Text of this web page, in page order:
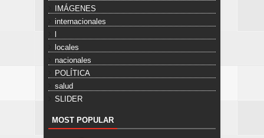
IMÁGENES
internacionales
locales
nacionales
POLÍTICA
salud
SLIDER
MOST POPULAR